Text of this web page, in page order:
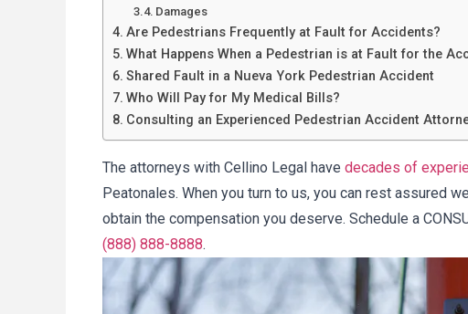
Damages
Are Pedestrians Frequently at Fault for Accidents?
What Happens When a Pedestrian is at Fault for the
Shared Fault in a Nueva York Pedestrian Accident
Who Will Pay for My Medical Bills?
Consulting an Experienced Pedestrian Accident
The attorneys with Cellino Legal have decades of
Peatonales. When you turn to us, you can rest assured
obtain the compensation you deserve. Schedule a
(888) 888-8888.